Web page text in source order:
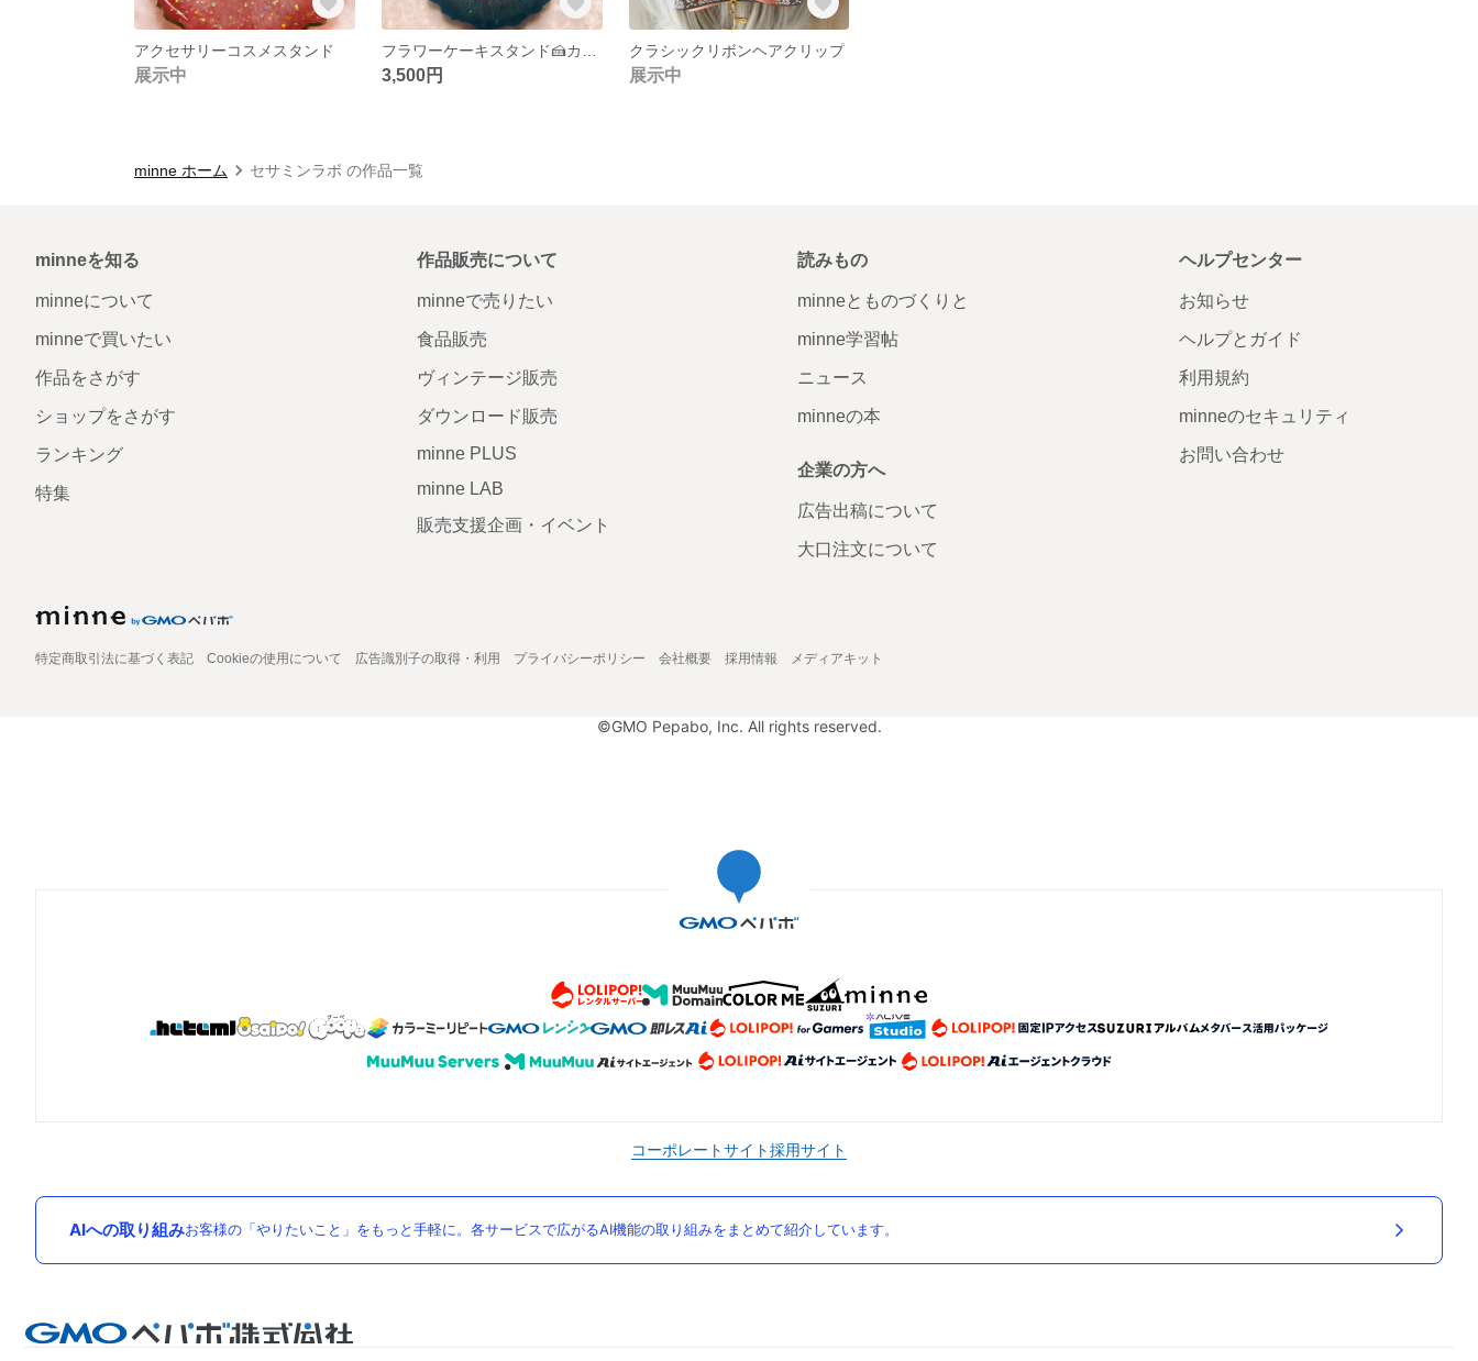
アクセサリーコスメスタンド
展示中 3,500円
クラシックリボンヘアクリップ
展示中
minne ホーム セサミンラボ の作品一覧
minneを知る
minneについて
minneで買いたい
作品をさがす
ショップをさがす
ランキング
特集
作品販売について
minneで売りたい
食品販売
ヴィンテージ販売
ダウンロード販売
minne PLUS
minne LAB
販売支援企画・イベント
読みもの
minneとものづくりと
minne学習帖
ニュース
minneの本
企業の方へ
広告出稿について
大口注文について
ヘルプセンター
お知らせ
ヘルプとガイド
利用規約
minneのセキュリティ
お問い合わせ
特定商取引法に基づく表記 Cookieの使用について 広告識別子の取得・利用 プライバシーポリシー 会社概要 採用情報 メディアキット
©GMO Pepabo, Inc. All rights reserved.
コーポレートサイト採用サイト
AIへの取り組みお客様の「やりたいこと」をもっと手軽に。各サービスで広がるAI機能の取り組みをまとめて紹介しています。